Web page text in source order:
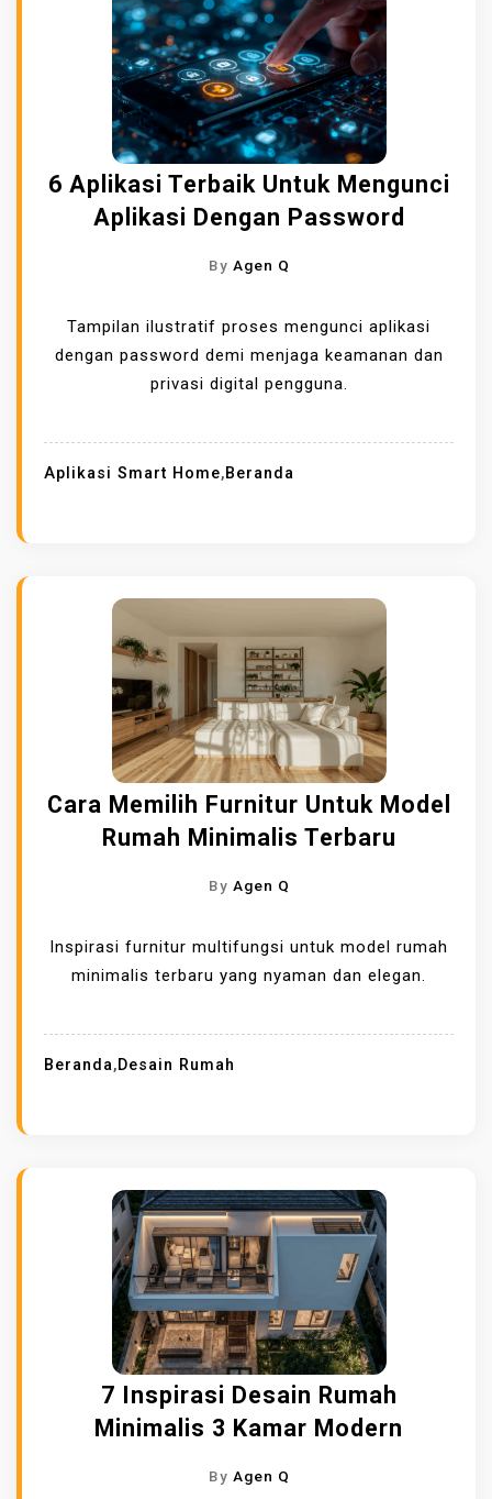
6 Aplikasi Terbaik Untuk Mengunci
Aplikasi Dengan Password
By Agen Q
Tampilan ilustratif proses mengunci aplikasi
dengan password demi menjaga keamanan dan
privasi digital pengguna.
Aplikasi Smart Home,Beranda
Cara Memilih Furnitur Untuk Model
Rumah Minimalis Terbaru
By Agen Q
Inspirasi furnitur multifungsi untuk model rumah
minimalis terbaru yang nyaman dan elegan.
Beranda,Desain Rumah
7 Inspirasi Desain Rumah
Minimalis 3 Kamar Modern
By Agen Q